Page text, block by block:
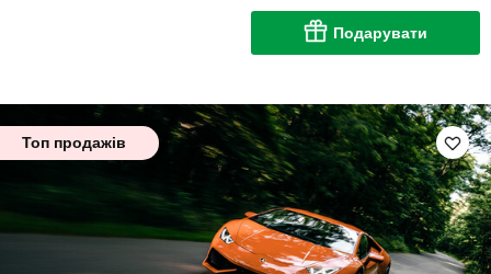
Подарувати
Топ продажів